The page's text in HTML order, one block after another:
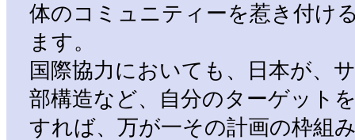
体のコミュニティーを惹き付け
ます。
国際協力においても、日本が、
部構造など、自分のターゲット
すれば、万が一その計画の枠組